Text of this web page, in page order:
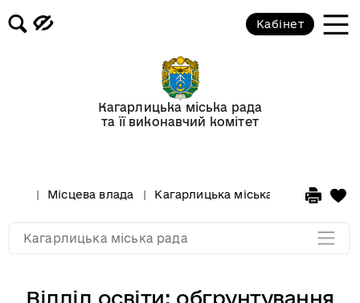
Кагарлицька міська рада
та її виконавчий комітет
Кабінет
Місцева влада Кагарлицька міська рада
Відділ освіти: обгрунтування
Кагарлицька міська рада
Рішення міської ради
Проекти рішень міської ради